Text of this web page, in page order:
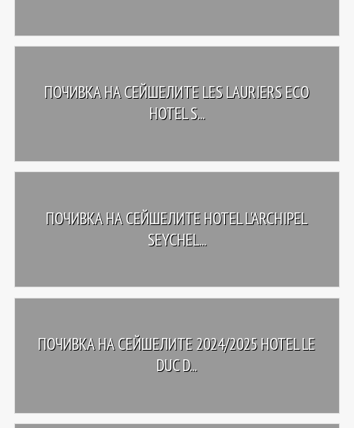
ПОЧИВКА НА СЕЙШЕЛИТЕ LES LAURIERS ECO
HOTEL S...
ПОЧИВКА НА СЕЙШЕЛИТЕ HOTEL L'ARCHIPEL
SEYCHEL...
ПОЧИВКА НА СЕЙШЕЛИТЕ 2024/2025 HOTEL LE
DUC D...